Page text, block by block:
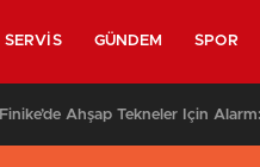
SERVIS GÜNDEM SPOR
Finike’de Ahşap Tekneler İçin